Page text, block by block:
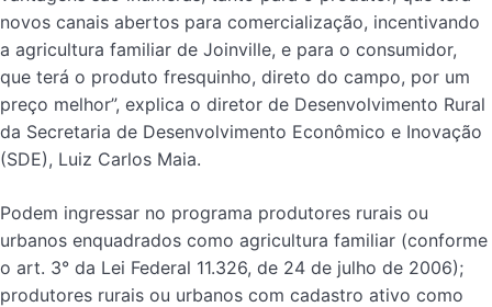
novos canais abertos para comercialização, incentivando
a agricultura familiar de Joinville, e para o consumidor,
que terá o produto fresquinho, direto do campo, por um
preço melhor”, explica o diretor de Desenvolvimento Rural
da Secretaria de Desenvolvimento Econômico e Inovação
(SDE), Luiz Carlos Maia.
Podem ingressar no programa produtores rurais ou
urbanos enquadrados como agricultura familiar (conforme
o art. 3° da Lei Federal 11.326, de 24 de julho de 2006);
produtores rurais ou urbanos com cadastro ativo como